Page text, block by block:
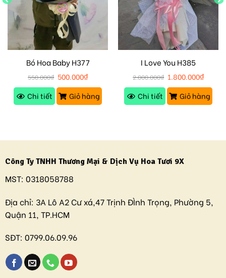
Bó Hoa Baby H377
550.000₫ 500.000₫
Chi tiết
Giỏ hàng
I Love You H385
2.000.000₫ 1.800.000₫
Chi tiết
Giỏ hàng
Công Ty TNHH Thương Mại & Dịch Vụ Hoa Tươi 9X
MST: 0318058788
Địa chỉ: 3A Lô A2 Cư xá,47 Trịnh ĐÌnh Trọng, Phường 5,
Quận 11, TP.HCM
SĐT: 0799.06.09.96